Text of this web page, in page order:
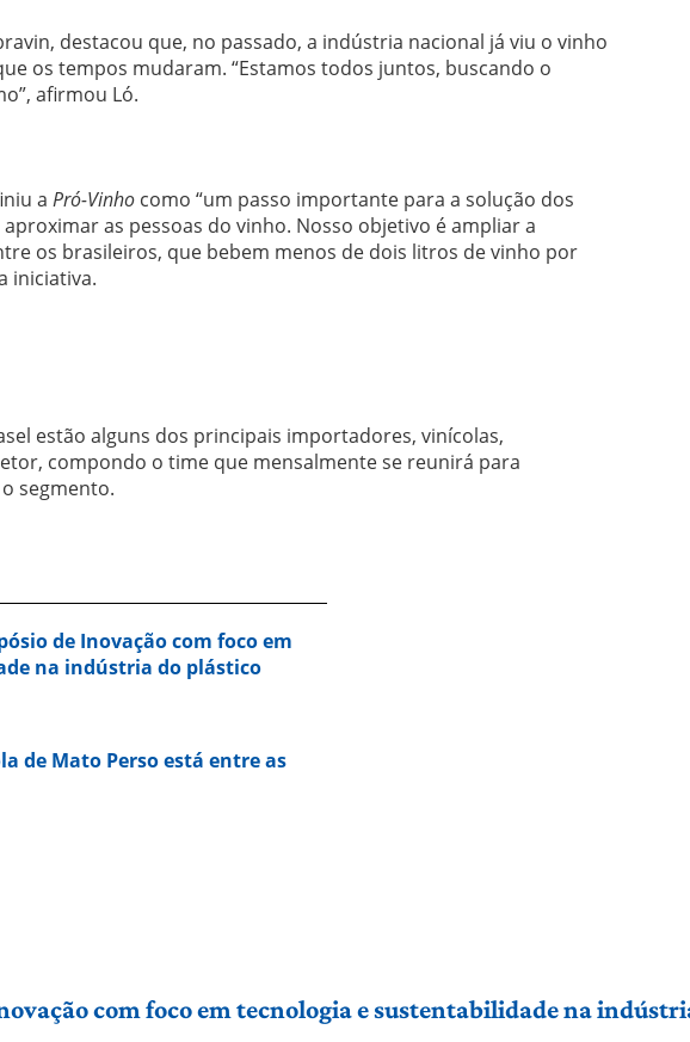
destacou que, no passado, a indústria nacional já viu o vinho
os tempos mudaram. “Estamos todos juntos, buscando o
afirmou Ló.
a Pró-Vinho como “um passo importante para a solução dos
as pessoas do vinho. Nosso objetivo é ampliar a
os brasileiros, que bebem menos de dois litros de vinho por
iniciativa.
estão alguns dos principais importadores, vinícolas,
compondo o time que mensalmente se reunirá para
segmento.
de Inovação com foco em
na indústria do plástico
de Mato Perso está entre as
com foco em tecnologia e sustentabilidade na